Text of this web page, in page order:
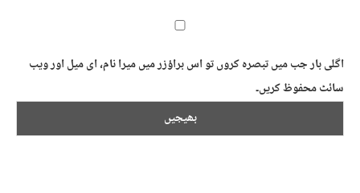
اگلی بار جب میں تبصرہ کروں تو اس براؤزر میں میرا نام، ای میل اور ویب
سائٹ محفوظ کریں۔